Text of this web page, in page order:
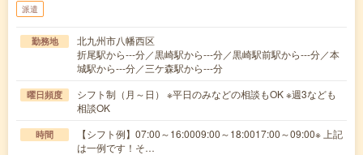
派遣
勤務地
北九州市八幡西区
折尾駅から---分／黒崎駅から---分／黒崎駅前駅から---分／本
城駅から---分／三ケ森駅から---分
曜日頻度
シフト制（月～日） ※平日のみなどの相談もOK ※週3なども
相談OK
時間
【シフト例】07:00～16:0009:00～18:0017:00～09:00※ 上記
は一例です！そ…